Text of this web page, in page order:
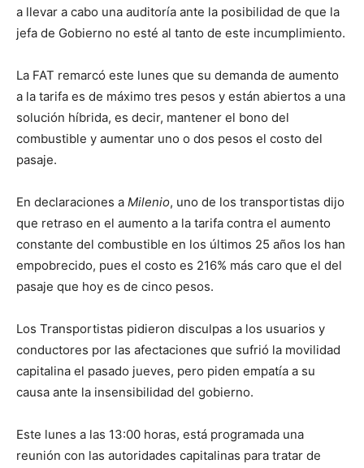
a llevar a cabo una auditoría ante la posibilidad de que la
jefa de Gobierno no esté al tanto de este incumplimiento.
La FAT remarcó este lunes que su demanda de aumento
a la tarifa es de máximo tres pesos y están abiertos a una
solución híbrida, es decir, mantener el bono del
combustible y aumentar uno o dos pesos el costo del
pasaje.
En declaraciones a Milenio, uno de los transportistas dijo
que retraso en el aumento a la tarifa contra el aumento
constante del combustible en los últimos 25 años los han
empobrecido, pues el costo es 216% más caro que el del
pasaje que hoy es de cinco pesos.
Los Transportistas pidieron disculpas a los usuarios y
conductores por las afectaciones que sufrió la movilidad
capitalina el pasado jueves, pero piden empatía a su
causa ante la insensibilidad del gobierno.
Este lunes a las 13:00 horas, está programada una
reunión con las autoridades capitalinas para tratar de